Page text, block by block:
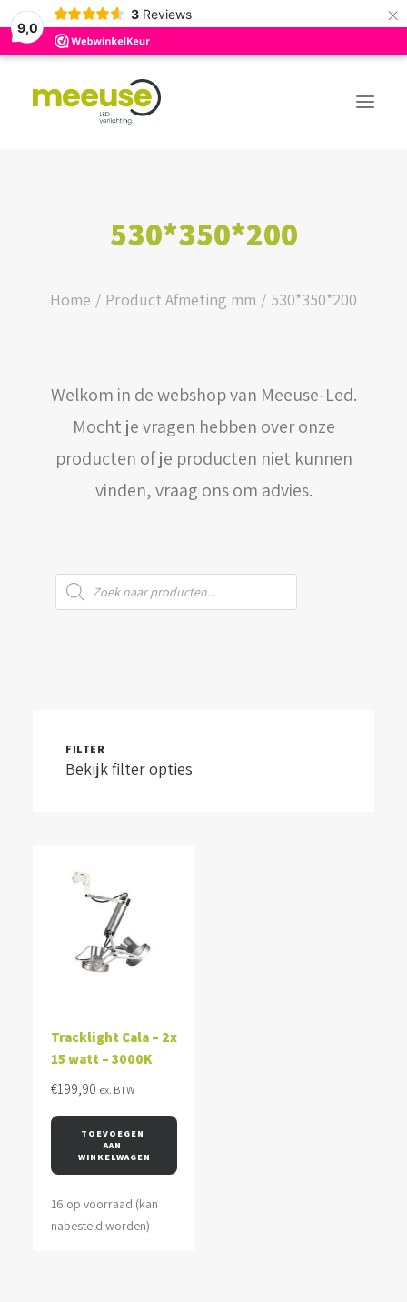
9,0
3 Reviews ×
BUDGET ASSORTIMENT
WEBSHOP
LOGIN / REGISTER
WINKELWAGEN
530*350*200
Home Product Afmeting mm 530*350*200
Welkom in de webshop van Meeuse-Led.
Mocht je vragen hebben over onze
producten of je producten niet kunnen
vinden, vraag ons om advies.
Producten
zoeken
FILTER
Bekijk filter opties
Tracklight Cala – 2x
15 watt – 3000K
€199,90 ex. BTW
TOEVOEGEN
AAN
WINKELWAGEN
16 op voorraad (kan
nabesteld worden)